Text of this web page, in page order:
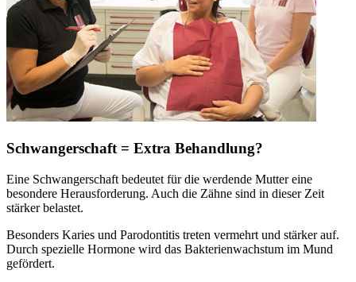
Schwangerschaft = Extra Behandlung?
Eine Schwangerschaft bedeutet für die werdende Mutter eine
besondere Herausforderung. Auch die Zähne sind in dieser Zeit
stärker belastet.
Besonders Karies und Parodontitis treten vermehrt und stärker auf.
Durch spezielle Hormone wird das Bakterienwachstum im Mund
gefördert.